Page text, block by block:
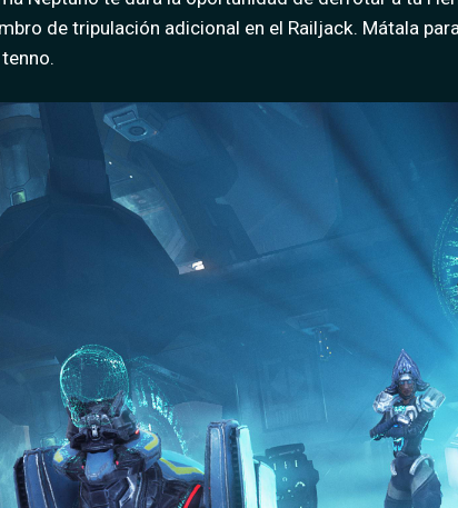
de tripulación adicional en el Railjack. Mátala